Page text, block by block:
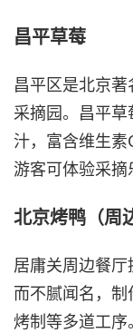
昌平草莓
昌平区是北京
采摘园。昌平
汁，富含维生素
游客可体验采摘
北京烤鸭（周
居庸关周边餐
而不腻闻名，制
烤制等多道工